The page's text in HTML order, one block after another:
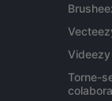
Videezy
Torne-